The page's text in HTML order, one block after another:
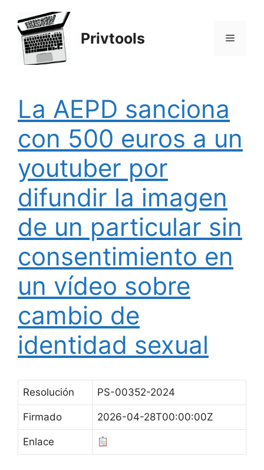
contenido
Privtools Menú
La AEPD sanciona
con 500 euros a un
youtuber por
difundir la imagen
de un particular sin
consentimiento en
un vídeo sobre
cambio de
identidad sexual
Resolución PS-00352-2024
Firmado 2026-04-28T00:00:00Z
Enlace